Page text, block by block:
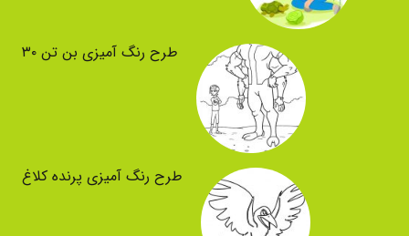
طرح رنگ آمیزی بن تن ۳۰
طرح رنگ آمیزی پرنده کلاغ